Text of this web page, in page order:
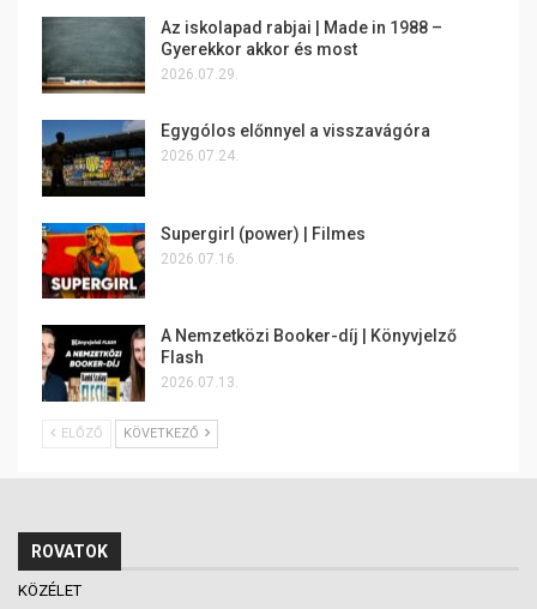
Az iskolapad rabjai | Made in 1988 –
Gyerekkor akkor és most
2026.07.29.
Egygólos előnnyel a visszavágóra
2026.07.24.
Supergirl (power) | Filmes
2026.07.16.
A Nemzetközi Booker-díj | Könyvjelző
Flash
2026.07.13.
ELŐZŐ KÖVETKEZŐ
ROVATOK
KÖZÉLET